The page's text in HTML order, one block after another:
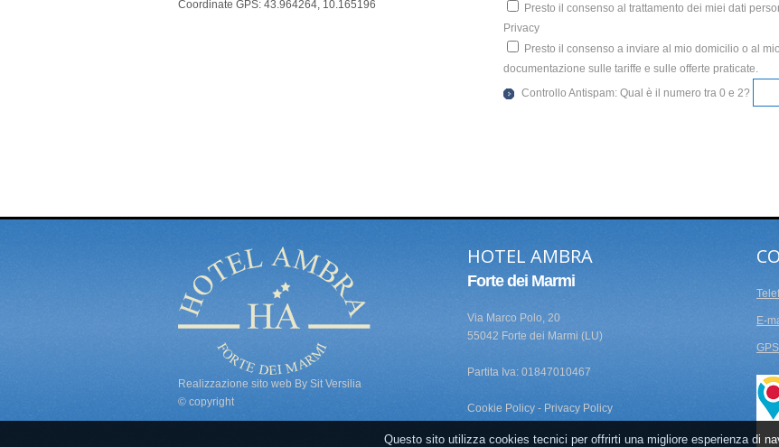
Coordinate GPS: 43.964264, 10.165196
Presto il consenso al trattamento dei miei dati
Privacy
Presto il consenso a inviare al mio domicilio o al
documentazione sulle tariffe e sulle offerte praticate.
Controllo Antispam: Qual è il numero tra 0 e 2?
Realizzazione sito web By Sit Versilia
© copyright
HOTEL AMBRA
Forte dei Marmi
Via Marco Polo, 20
55042 Forte dei Marmi (LU)
Partita Iva: 01847010467
Cookie Policy - Privacy Policy
E-
Questo sito utilizza cookies tecnici per offrirti una migliore esperienza di